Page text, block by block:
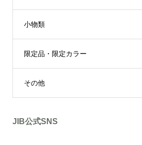
小物類
限定品・限定カラー
その他
JIB公式SNS